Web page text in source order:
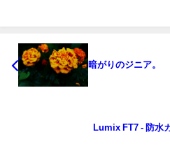
暗がりのジニア。
Lumix FT7 - 防水